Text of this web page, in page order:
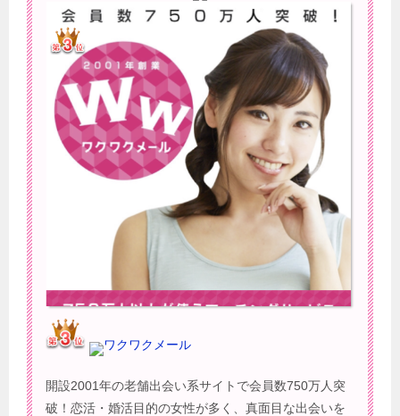
ワクワクメール
開設2001年の老舗出会い系サイトで会員数750万人突
破！恋活・婚活目的の女性が多く、真面目な出会いを